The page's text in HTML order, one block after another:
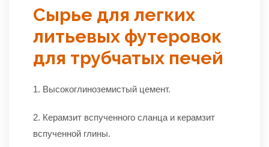
Сырье для легких
литьевых футеровок
для трубчатых печей
1. Высокоглиноземистый цемент.
2. Керамзит вспученного сланца и керамзит
вспученной глины.